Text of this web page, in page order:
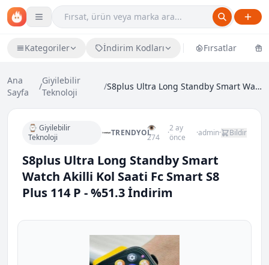
Kategoriler İndirim Kodları Fırsatlar
Ana
Sayfa
/
Giyilebilir
Teknoloji
/ S8plus Ultra Long Standby Smart Watch Akilli Kol S...
⌚ Giyilebilir
Teknoloji
TRENDYOL👁
274
·2 ay
önce
·admin· Bildir
S8plus Ultra Long Standby Smart
Watch Akilli Kol Saati Fc Smart S8
Plus 114 P - %51.3 İndirim